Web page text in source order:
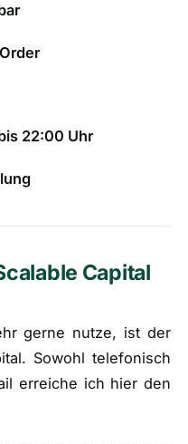
22:00 Uhr
Capital
gerne nutze, ist der
Sowohl telefonisch
erreiche ich hier den